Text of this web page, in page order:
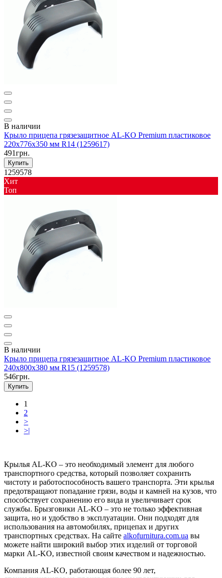
В наличии
Крыло прицепа грязезащитное AL-KO Premium пластиковое
220x776x350 мм R14 (1259617)
491грн.
Купить
1259578
Хит
Toп
В наличии
Крыло прицепа грязезащитное AL-KO Premium пластиковое
240x800x380 мм R15 (1259578)
546грн.
Купить
1
2
>
>|
Крылья AL-KO – это необходимый элемент для любого
транспортного средства, который позволяет сохранить
чистоту и работоспособность вашего транспорта. Эти крылья
предотвращают попадание грязи, воды и камней на кузов, что
способствует сохранению его вида и увеличивает срок
службы. Брызговики AL-KO – это не только эффективная
защита, но и удобство в эксплуатации. Они подходят для
использования на автомобилях, прицепах и других
транспортных средствах. На сайте alkofurnitura.com.ua вы
можете найти широкий выбор этих изделий от торговой
марки AL-KO, известной своим качеством и надежностью.
Компания AL-KO, работающая более 90 лет,